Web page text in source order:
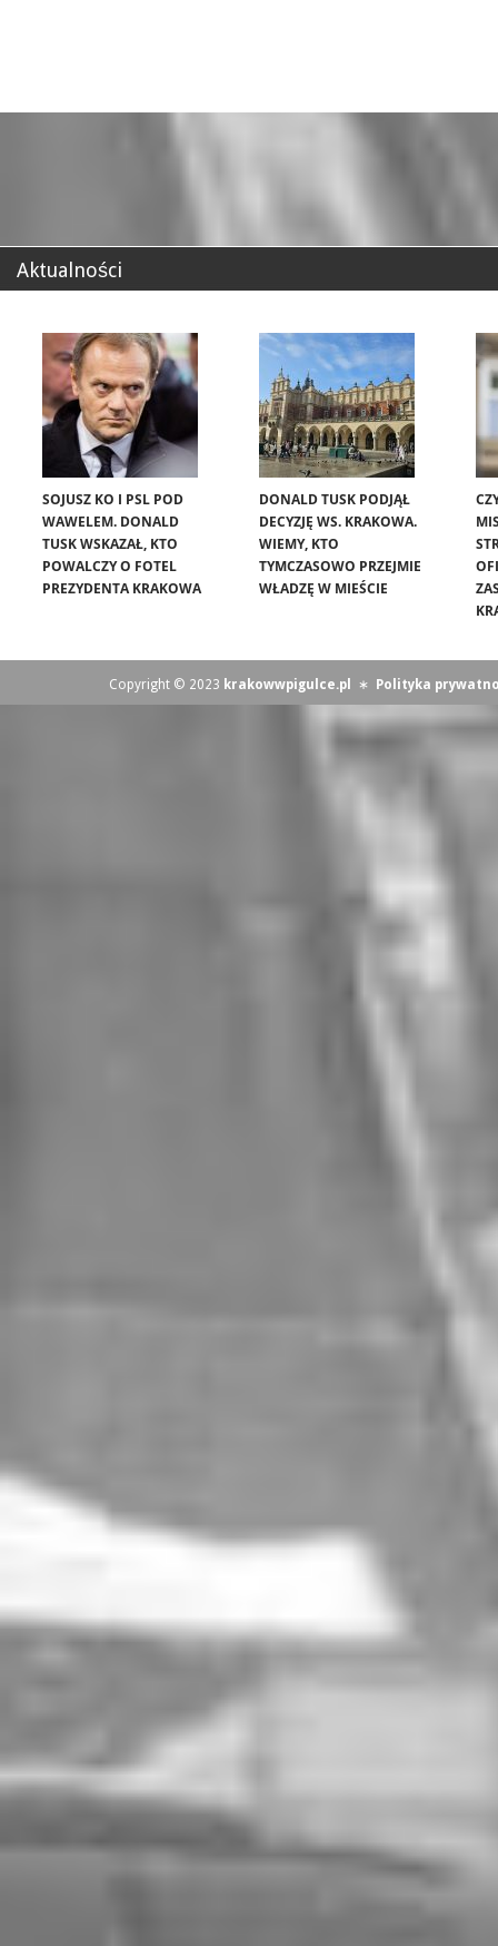
Aktualności
SOJUSZ KO I PSL POD
WAWELEM. DONALD
TUSK WSKAZAŁ, KTO
POWALCZY O FOTEL
PREZYDENTA KRAKOWA
DONALD TUSK PODJĄŁ
DECYZJĘ WS. KRAKOWA.
WIEMY, KTO
TYMCZASOWO PRZEJMIE
WŁADZĘ W MIEŚCIE
Copyright © 2023 krakowwpigulce.pl ∗ Polityka